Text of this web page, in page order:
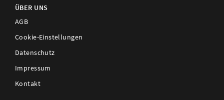
ÜBER UNS
AGB
Cookie-Einstellungen
Datenschutz
Impressum
Kontakt